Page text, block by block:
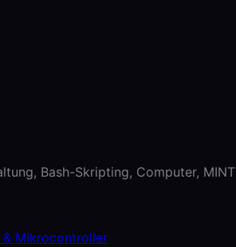
Bash-Skripting, Computer, MINT
& Mikrocontroller